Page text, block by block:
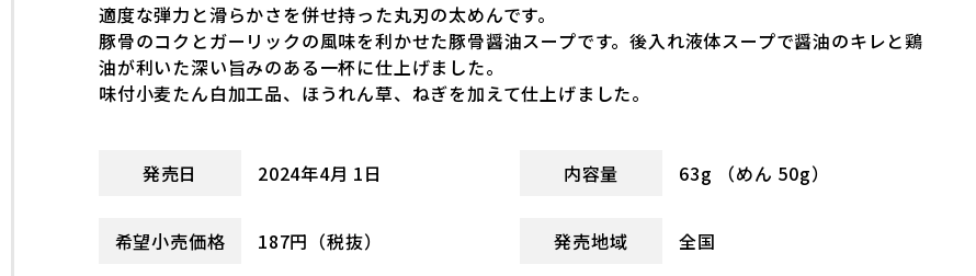
適度な弾力と滑らかさを併せ持った丸刃の太めんです。
豚骨のコクとガーリックの風味を利かせた豚骨醤油スープです。後入れ液体スープで醤油のキレと鶏
油が利いた深い旨みのある一杯に仕上げました。
味付小麦たん白加工品、ほうれん草、ねぎを加えて仕上げました。
発売日 2024年4月 1日 内容量 63g （めん 50g）
希望小売価格 187円（税抜） 発売地域 全国